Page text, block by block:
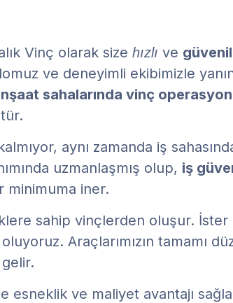
Vinç olarak size hızlı ve
ve deneyimli ekibimizle
sahalarında vinç
aynı zamanda iş
uzmanlaşmış olup, iş
minimuma iner.
sahip vinçlerden oluşur. İster
Araçlarımızın tamamı
gelir.
ve maliyet avantajı